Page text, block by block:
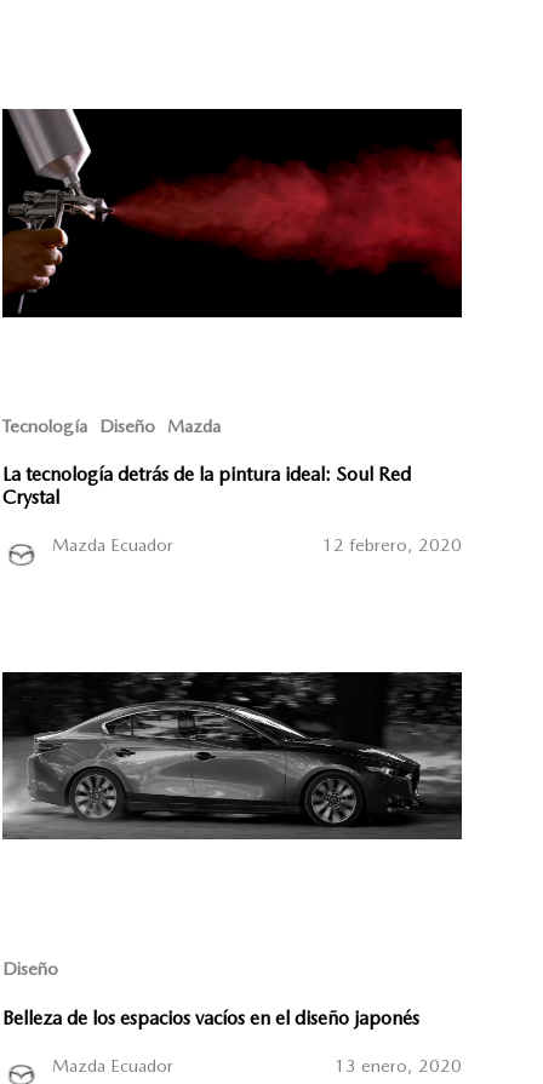
Tecnología Diseño Mazda
La tecnología detrás de la pintura ideal: Soul Red
Crystal
Mazda Ecuador 12 febrero, 2020
Diseño
Belleza de los espacios vacíos en el diseño japonés
Mazda Ecuador 13 enero, 2020